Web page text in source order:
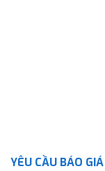
YÊU CẦU BÁO GIÁ